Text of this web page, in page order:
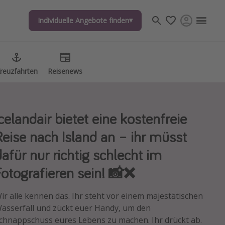
Individuelle Angebote finden
Reisenews
Individuelle Angebote finden
Reisenews
bietet eine kostenfreie
nach Island an – ihr müsst
nur richtig schlecht im
sein! 📸❌
alle kennen das. Ihr steht vor einem majestätischen
und zückt euer Handy, um den
eures Lebens zu machen. Ihr drückt ab.